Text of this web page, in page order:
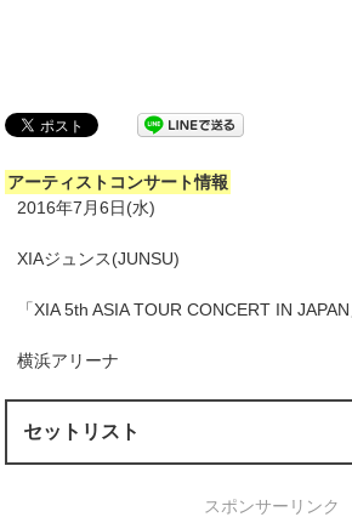
アーティストコンサート情報
2016年7月6日(水)
XIAジュンス(JUNSU)
「XIA 5th ASIA TOUR CONCERT IN JAPAN
横浜アリーナ
セットリスト
スポンサーリンク